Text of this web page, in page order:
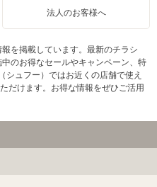
法人のお客様へ
を掲載しています。最新のチラシ
のお得なセールやキャンペーン、特
シュフー）ではお近くの店舗で使え
だけます。お得な情報をぜひご活用